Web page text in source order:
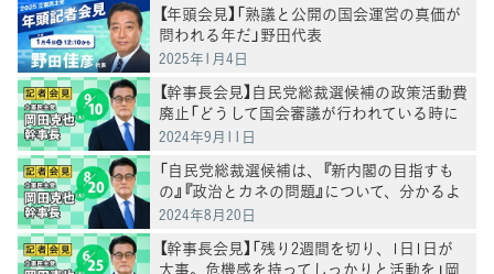
【年頭会見】「熟議と公開の国会運営の真価が
問われる年だ」野田代表
2025年1月4日
【幹事長会見】自民党総裁選候補の政策活動費
廃止「どうして国会審議が行われている時に
声を上げなかったのか」岡田幹事長
2024年9月11日
「自民党総裁選候補は、『新内閣の目指すも
の』『政治とカネの問題』について、分かるよ
うに議論し、解決に向け約束してもらいた
2024年8月20日
【幹事長会見】「残り2週間を切り、1日1日が
大事。危機感を持ってしっかりと活動を」岡